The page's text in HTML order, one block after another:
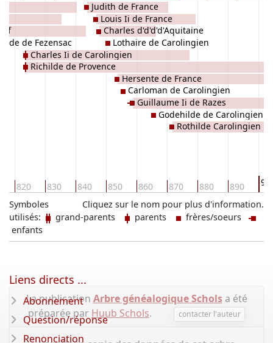
820 830 840 850 860 870 880 890
de Fezensac
Charles Ii de Carolingien
Richilde de Provence
Judith de France
Louis Ii de France
Charles d'd'd'd'Aquitaine
Lothaire de Carolingien
Hersente de France
Carloman de Carolingien
Guillaume Ii de Razes
Godehilde de Carolingien
Rothilde Carolingien
Cliquez sur le nom pour plus d'information.
Symboles
utilisés:
grand-parents parents
frères/soeurs
enfants
La publication Arbre généalogique Scholsa été
préparée par Huub Schols. contacter l'auteur
Liens directs ...
Abonnement
Question/réponse
Renonciation